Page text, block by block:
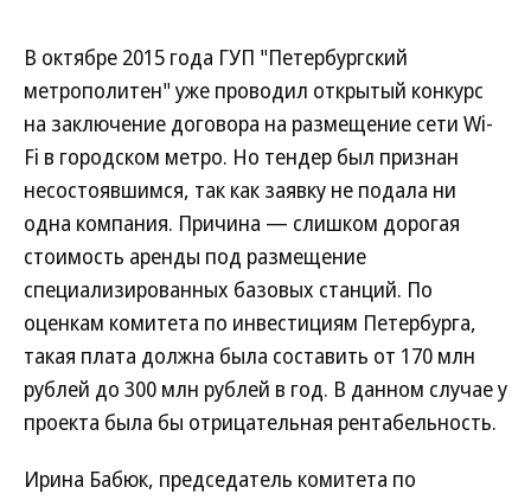
В октябре 2015 года ГУП "Петербургский
метрополитен" уже проводил открытый конкурс
на заключение договора на размещение сети Wi-
Fi в городском метро. Но тендер был признан
несостоявшимся, так как заявку не подала ни
одна компания. Причина — слишком дорогая
стоимость аренды под размещение
специализированных базовых станций. По
оценкам комитета по инвестициям Петербурга,
такая плата должна была составить от 170 млн
рублей до 300 млн рублей в год. В данном случае у
проекта была бы отрицательная рентабельность.
Ирина Бабюк, председатель комитета по